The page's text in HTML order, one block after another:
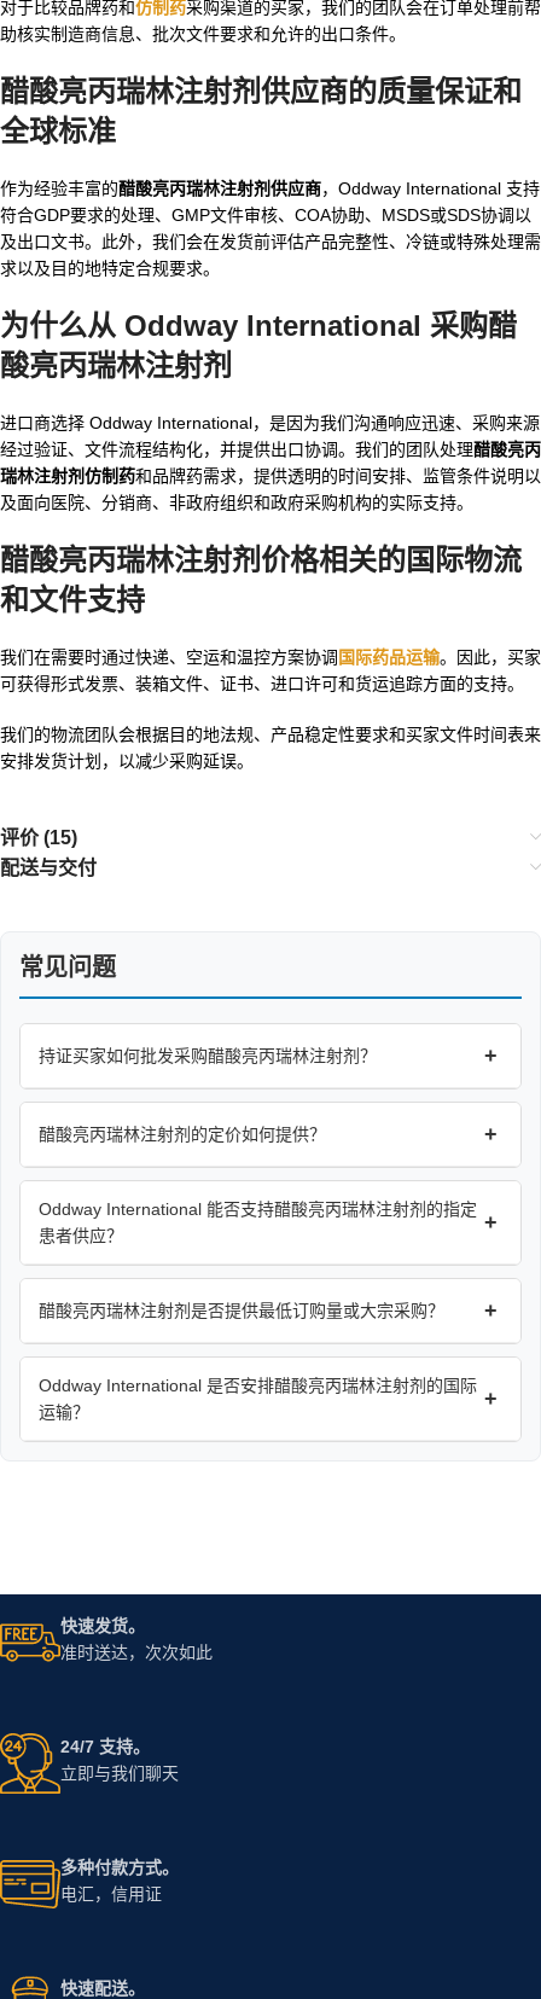
对于比较品牌药和仿制药采购渠道的买家，我们的团队会在订单处理前帮
助核实制造商信息、批次文件要求和允许的出口条件。
醋酸亮丙瑞林注射剂供应商的质量保证和
全球标准
作为经验丰富的醋酸亮丙瑞林注射剂供应商，Oddway International 支持
符合GDP要求的处理、GMP文件审核、COA协助、MSDS或SDS协调以
及出口文书。此外，我们会在发货前评估产品完整性、冷链或特殊处理需
求以及目的地特定合规要求。
为什么从 Oddway International 采购醋
酸亮丙瑞林注射剂
进口商选择 Oddway International，是因为我们沟通响应迅速、采购来源
经过验证、文件流程结构化，并提供出口协调。我们的团队处理醋酸亮丙
瑞林注射剂仿制药和品牌药需求，提供透明的时间安排、监管条件说明以
及面向医院、分销商、非政府组织和政府采购机构的实际支持。
醋酸亮丙瑞林注射剂价格相关的国际物流
和文件支持
我们在需要时通过快递、空运和温控方案协调 国际药品运输。因此，买家
可获得形式发票、装箱文件、证书、进口许可和货运追踪方面的支持。
我们的物流团队会根据目的地法规、产品稳定性要求和买家文件时间表来
安排发货计划，以减少采购延误。
评价 (15)
配送与交付
常见问题
持证买家如何批发采购醋酸亮丙瑞林注射剂？ +
醋酸亮丙瑞林注射剂的定价如何提供？ +
Oddway International 能否支持醋酸亮丙瑞林注射剂的指定
患者供应？
+
醋酸亮丙瑞林注射剂是否提供最低订购量或大宗采购？ +
Oddway International 是否安排醋酸亮丙瑞林注射剂的国际
运输？
+
快速发货。
准时送达，次次如此
24/7 支持。
立即与我们聊天
多种付款方式。
电汇，信用证
快速配送。